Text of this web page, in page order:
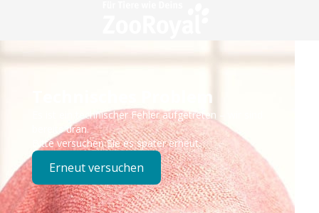
Technisches Problem
Es ist ein technischer Fehler aufgetreten – wir sind
bereits dran.
Bitte versuchen Sie es später erneut.
Erneut versuchen